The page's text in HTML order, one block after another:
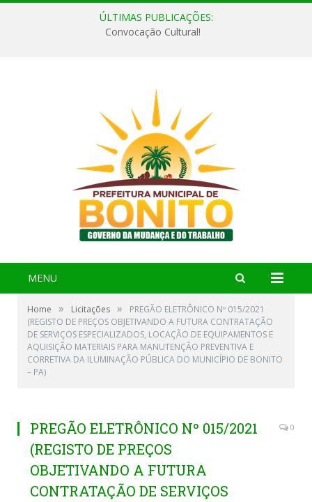
ÚLTIMAS PUBLICAÇÕES:
Convocação Cultural!
MENU
Home » Licitações »
PREGÃO ELETRÔNICO Nº 015/2021
(REGISTO DE PREÇOS OBJETIVANDO A FUTURA CONTRATAÇÃO
DE SERVIÇOS ESPECIALIZADOS, LOCAÇÃO DE EQUIPAMENTOS E
AQUISIÇÃO MATERIAIS PARA MANUTENÇÃO PREVENTIVA E
CORRETIVA DA ILUMINAÇÃO PÚBLICA DO MUNICÍPIO DE BONITO
– PA)
PREGÃO ELETRÔNICO Nº 015/2021
(REGISTO DE PREÇOS
OBJETIVANDO A FUTURA
CONTRATAÇÃO DE SERVIÇOS
0